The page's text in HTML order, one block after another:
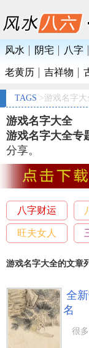
风水 阴宅 八字
老黄历 吉祥物
TAGS >游戏名字大
游戏名字大全
游戏名字大全专
分享。
八字财运
旺夫女人
游戏名字大全的文章
全
名